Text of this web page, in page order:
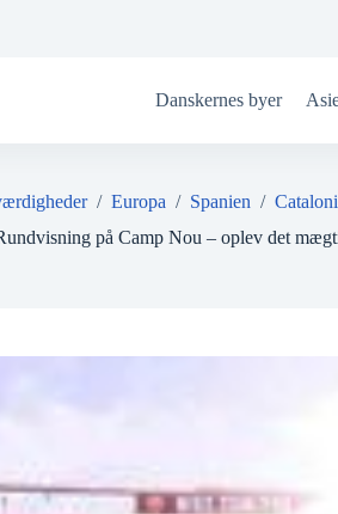
Danskernes byer
/Europa / Spanien /
på Camp Nou – oplev det